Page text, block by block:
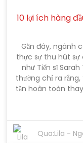
10 lợi ích hàng
Gần đây, ngành
thực sự thu hút sự
như Tiến sĩ
thường chỉ ra rằng,
tần hoàn toàn thay
mang lại rất
bản, bơm nhiệt
Qua:Lila -